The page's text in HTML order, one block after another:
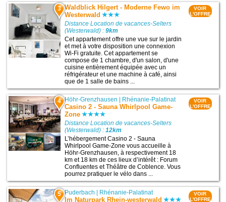
3 Waldblick Hilgert - Moderne Fewo im
Westerwald
Distance Location de vacances-Selters
(Westerwald) :9km
Cet appartement offre une vue sur le jardin
et met à votre disposition une connexion
Wi-Fi gratuite. Cet appartement se
compose de 1 chambre, d'un salon, d'une
cuisine entièrement équipée avec un
réfrigérateur et une machine à café, ainsi
que de 1 salle de bains ...
VOIR
L'OFFRE
4 Höhr-Grenzhausen Rhénanie-Palatinat
Casino 2 - Sauna Whirlpool Game-
Zone
Distance Location de vacances-Selters
(Westerwald) :12km
L’hébergement Casino 2 - Sauna
Whirlpool Game-Zone vous accueille à
Höhr-Grenzhausen, à respectivement 18
km et 18 km de ces lieux d’intérêt : Forum
Confluentes et Théâtre de Coblence. Vous
pourrez pratiquer le vélo dans ...
VOIR
L'OFFRE
5 Puderbach | Rhénanie-Palatinat
Im Naturpark Rhein-westerwald
VOIR
L'OFFRE